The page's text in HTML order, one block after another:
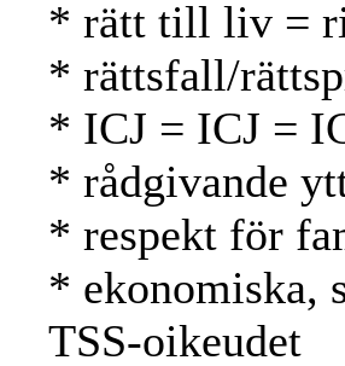
* rätt till liv =
* rättsfall/
* ICJ = ICJ =
* rådgivande
* respekt för
* ekonomiska,
TSS-oikeudet